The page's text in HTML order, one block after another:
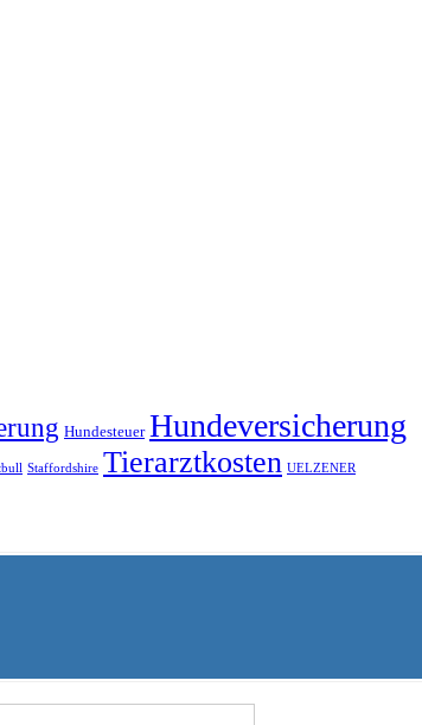
Hundesteuer Hundeversicherung
Staffordshire Tierarztkosten UELZENER